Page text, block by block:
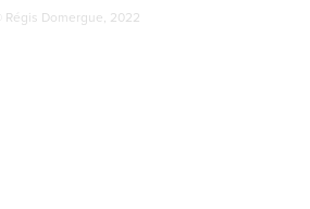
© Régis Domergue, 2022